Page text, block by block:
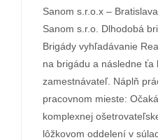
Sanom s.r.o.x –
Sanom s.r.o. Dlhodobá
Brigády vyhľadávanie
na brigádu a následne ťa
zamestnávateľ. Náplň
pracovnom mieste:
komplexnej
lôžkovom oddelení v